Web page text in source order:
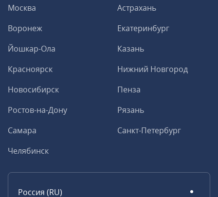
Москва
Астрахань
Воронеж
Екатеринбург
Йошкар-Ола
Казань
Красноярск
Нижний Новгород
Новосибирск
Пенза
Ростов-на-Дону
Рязань
Самара
Санкт-Петербург
Челябинск
Россия (RU)